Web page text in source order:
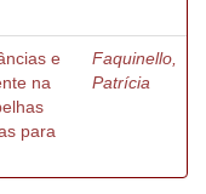
e
na
para
Faquinello,
Patrícia